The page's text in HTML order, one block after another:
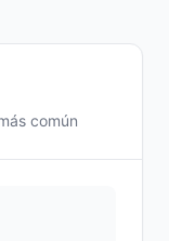
común